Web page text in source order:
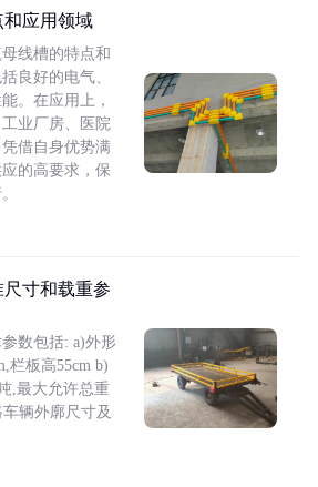
应用领域
线槽的特点和
良好的电气、
。在应用上，
业厂房、医院
借自身优势满
的高要求，保
寸和载重参
数包括: a)外形
栏板高55cm b)
,最大允许总重
辆外廓尺寸及